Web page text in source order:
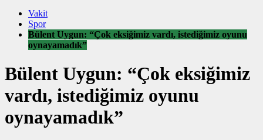
Vakit
Spor
Bülent Uygun: “Çok eksiğimiz vardı, istediğimiz oyunu
oynayamadık”
Bülent Uygun: “Çok eksiğimiz
vardı, istediğimiz oyunu
oynayamadık”